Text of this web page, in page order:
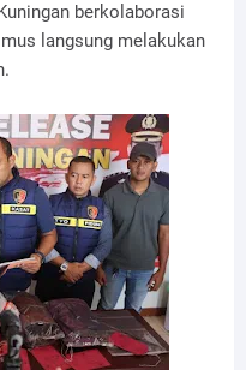
berkolaborasi
langsung melakukan